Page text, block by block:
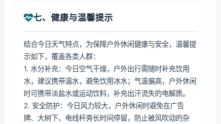
七、健康与温馨提示
结合今日天气特点，为保障户外休闲健康与安全，温馨提
示如下，覆盖各类人群：
1. 水分补充：今日空气干燥，户外出行需随时补充饮用
水，建议携带温水，避免饮用冰水；气温偏高，户外休闲
时可携带淡盐水或运动饮料，补充出汗流失的电解质。
2. 安全防护：今日风力较大，户外休闲时避免在广告
牌、大树下、电线杆旁长时间停留，防止被风吹动的杂